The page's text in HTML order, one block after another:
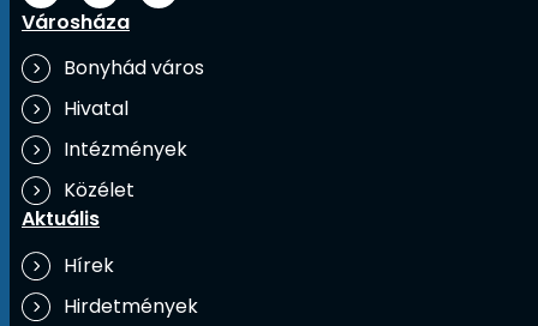
Városháza
Bonyhád város
Hivatal
Intézmények
Közélet
Aktuális
Hírek
Hirdetmények